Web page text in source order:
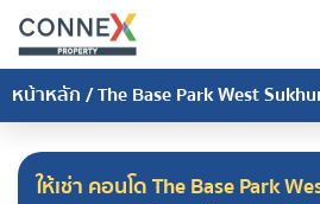
หน้าหลัก/The Base Park West
ให้เช่า คอนโด The Base Park